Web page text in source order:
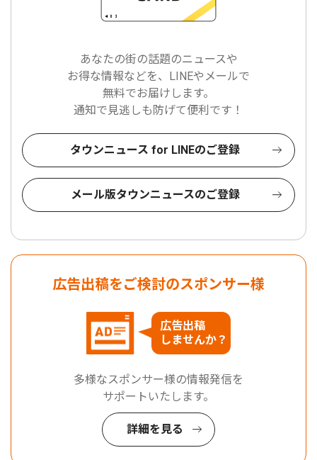
あなたの街の話題のニュースや
お得な情報などを、LINEやメールで
無料でお届けします。
通知で見逃しも防げて便利です！
タウンニュース for LINEのご登録
メール版タウンニュースのご登録
広告出稿をご検討のスポンサー様
広告出稿
しませんか？
多様なスポンサー様の情報発信を
サポートいたします。
詳細を見る